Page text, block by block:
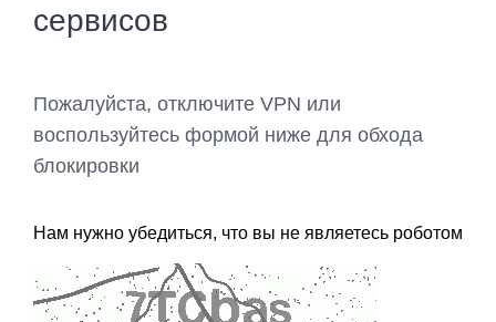
сервисов
Пожалуйста, отключите VPN или
воспользуйтесь формой ниже для обхода
блокировки
Нам нужно убедиться, что вы не являетесь роботом